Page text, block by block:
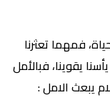
فمهما تعثرنا
يقوينا، فبالأمل
يبعث الامل :